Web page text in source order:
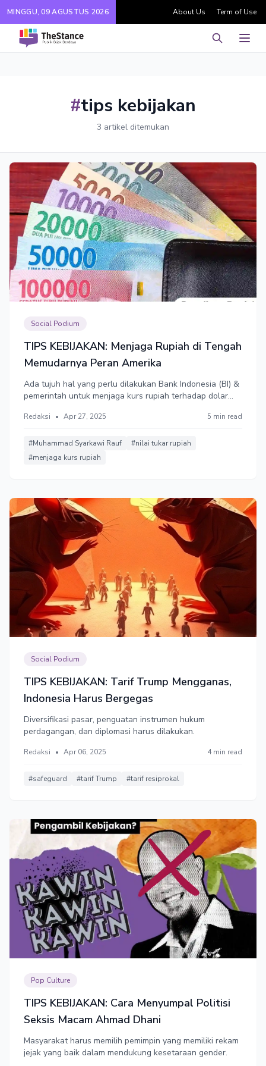
MINGGU, 09 AGUSTUS 2026 About Us Term of Use
Pencarian
#tips kebijakan
3 artikel ditemukan
Social Podium
TIPS KEBIJAKAN: Menjaga Rupiah di Tengah
Memudarnya Peran Amerika
Ada tujuh hal yang perlu dilakukan Bank Indonesia (BI) &
pemerintah untuk menjaga kurs rupiah terhadap dolar
Redaksi • Apr 27, 2025 5 min read
#Muhammad Syarkawi Rauf
#nilai tukar rupiah
#menjaga kurs rupiah
Social Podium
TIPS KEBIJAKAN: Tarif Trump Mengganas,
Indonesia Harus Bergegas
Diversifikasi pasar, penguatan instrumen hukum
perdagangan, dan diplomasi harus dilakukan.
Redaksi • Apr 06, 2025 4 min read
#safeguard #tarif Trump #tarif resiprokal
Pop Culture
TIPS KEBIJAKAN: Cara Menyumpal Politisi
Seksis Macam Ahmad Dhani
Masyarakat harus memilih pemimpin yang memiliki rekam
jejak yang baik dalam mendukung kesetaraan gender.